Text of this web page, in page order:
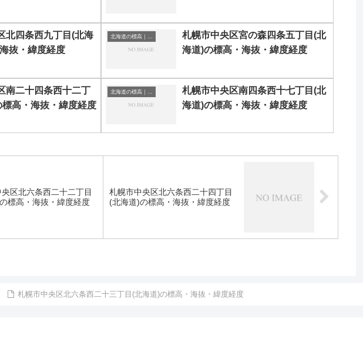
北四条西九丁目(北海
抜・緯度経度
札幌市中央区宮の森四条五丁目(北
海道)の標高・海抜・緯度経度
南二十四条西十二丁
標高・海抜・緯度経度
札幌市中央区南四条西十七丁目(北
海道)の標高・海抜・緯度経度
区北六条西二十二丁目
標高・海抜・緯度経度
札幌市中央区北六条西二十四丁目
(北海道)の標高・海抜・緯度経度
札幌市中央区北六条西二十三丁目(北海道)の標高・海抜・緯度経度